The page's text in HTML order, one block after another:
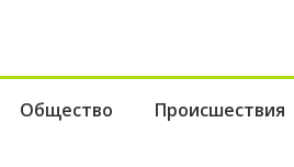
Общество Происшествия